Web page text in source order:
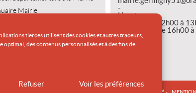
tierces utilisent des cookies et autres traceurs,
des contenus personnalisés et à des fins de
Refuser Voir les préférences
Mairie
Public.fr
-
Horaires
le mardi de 12h00 à
le mercredi de 16h00
-